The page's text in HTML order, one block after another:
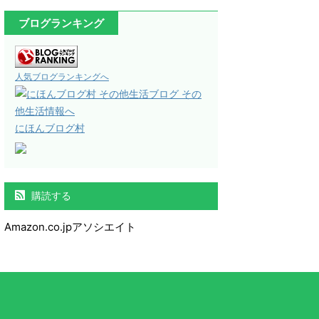
ブログランキング
人気ブログランキングへ
にほんブログ村
購読する
Amazon.co.jpアソシエイト